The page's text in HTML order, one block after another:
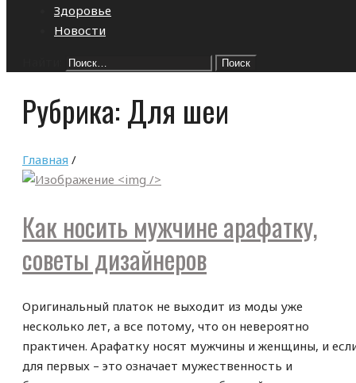
Здоровье
Новости
Рубрика:Для шеи
Главная /
Как носить мужчине арафатку,
советы дизайнеров
Оригинальный платок не выходит из моды уже
несколько лет, а все потому, что он невероятно
практичен. Арафатку носят мужчины и женщины, и
для первых – это означает мужественность и